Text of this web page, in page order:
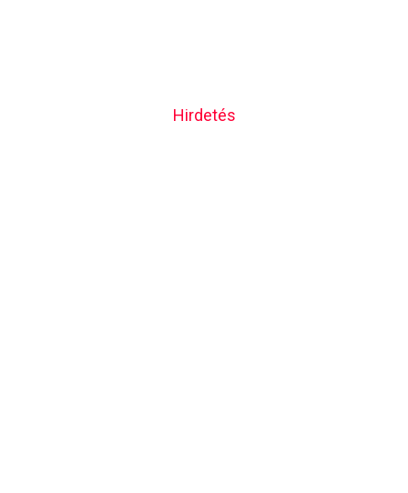
Hirdetés